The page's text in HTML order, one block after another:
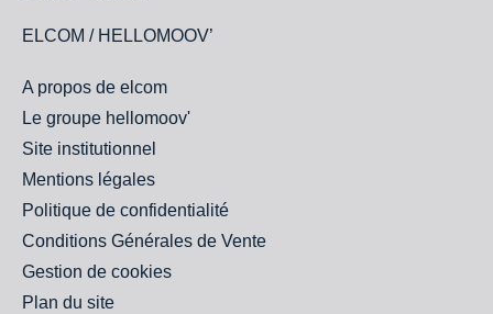
ELCOM / HELLOMOOV’
A propos de elcom
Le groupe hellomoov'
Site institutionnel
Mentions légales
Politique de confidentialité
Conditions Générales de Vente
Gestion de cookies
Plan du site